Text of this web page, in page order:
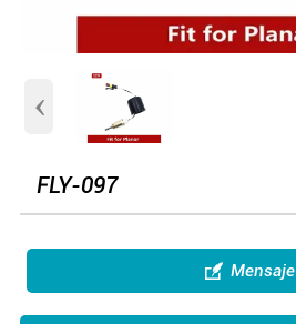
‹
FLY-097
 Mensaje